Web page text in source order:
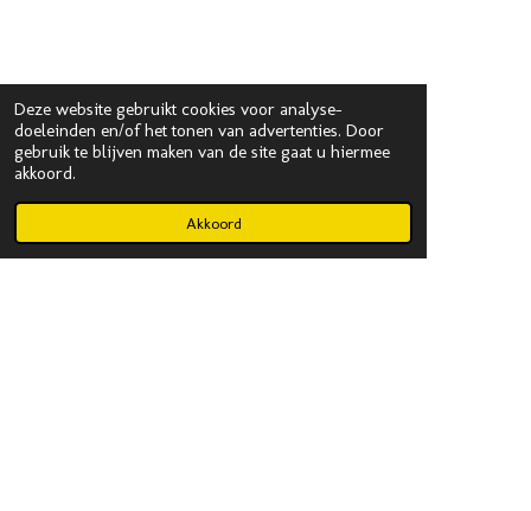
Deze website gebruikt cookies voor analyse-
doeleinden en/of het tonen van advertenties. Door
gebruik te blijven maken van de site gaat u hiermee
akkoord.
Akkoord